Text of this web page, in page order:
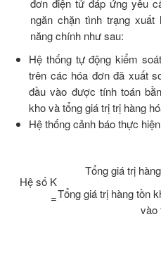
đơn điện tử đáp ứng yêu
ngăn chặn tình trạng
năng chính như sau:
Hệ thống tự động kiểm
trên các hóa đơn đã xuất
đầu vào được tính toán
kho và tổng giá trị trị hàng
Hệ thống cảnh báo thực
Hệ số K
=
Tổng giá trị
Tổng giá trị hàng tồn
vào